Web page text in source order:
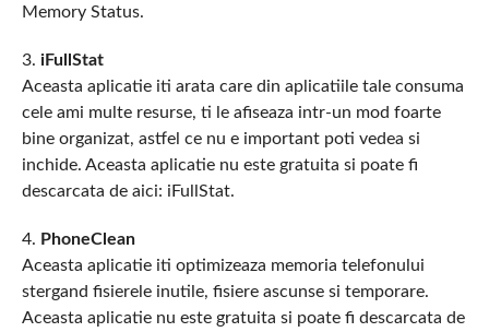
Memory Status.
3. iFullStat
Aceasta aplicatie iti arata care din aplicatiile tale consuma
cele ami multe resurse, ti le afiseaza intr-un mod foarte
bine organizat, astfel ce nu e important poti vedea si
inchide. Aceasta aplicatie nu este gratuita si poate fi
descarcata de aici: iFullStat.
4. PhoneClean
Aceasta aplicatie iti optimizeaza memoria telefonului
stergand fisierele inutile, fisiere ascunse si temporare.
Aceasta aplicatie nu este gratuita si poate fi descarcata de